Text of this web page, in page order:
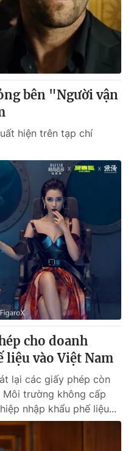
bên "Người vận
hiện trên tạp chí
cho doanh
liệu vào Việt Nam
lại các giấy phép còn
Môi trường không cấp
nhập khẩu phế liệu...